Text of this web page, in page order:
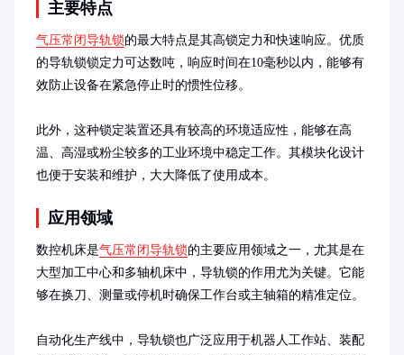
主要特点
气压常闭导轨锁的最大特点是其高锁定力和快速响应。优质
的导轨锁锁定力可达数吨，响应时间在10毫秒以内，能够有
效防止设备在紧急停止时的惯性位移。
此外，这种锁定装置还具有较高的环境适应性，能够在高
温、高湿或粉尘较多的工业环境中稳定工作。其模块化设计
也便于安装和维护，大大降低了使用成本。
应用领域
数控机床是气压常闭导轨锁的主要应用领域之一，尤其是在
大型加工中心和多轴机床中，导轨锁的作用尤为关键。它能
够在换刀、测量或停机时确保工作台或主轴箱的精准定位。
自动化生产线中，导轨锁也广泛应用于机器人工作站、装配